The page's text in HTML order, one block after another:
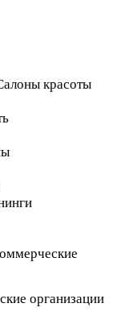
красоты
организации